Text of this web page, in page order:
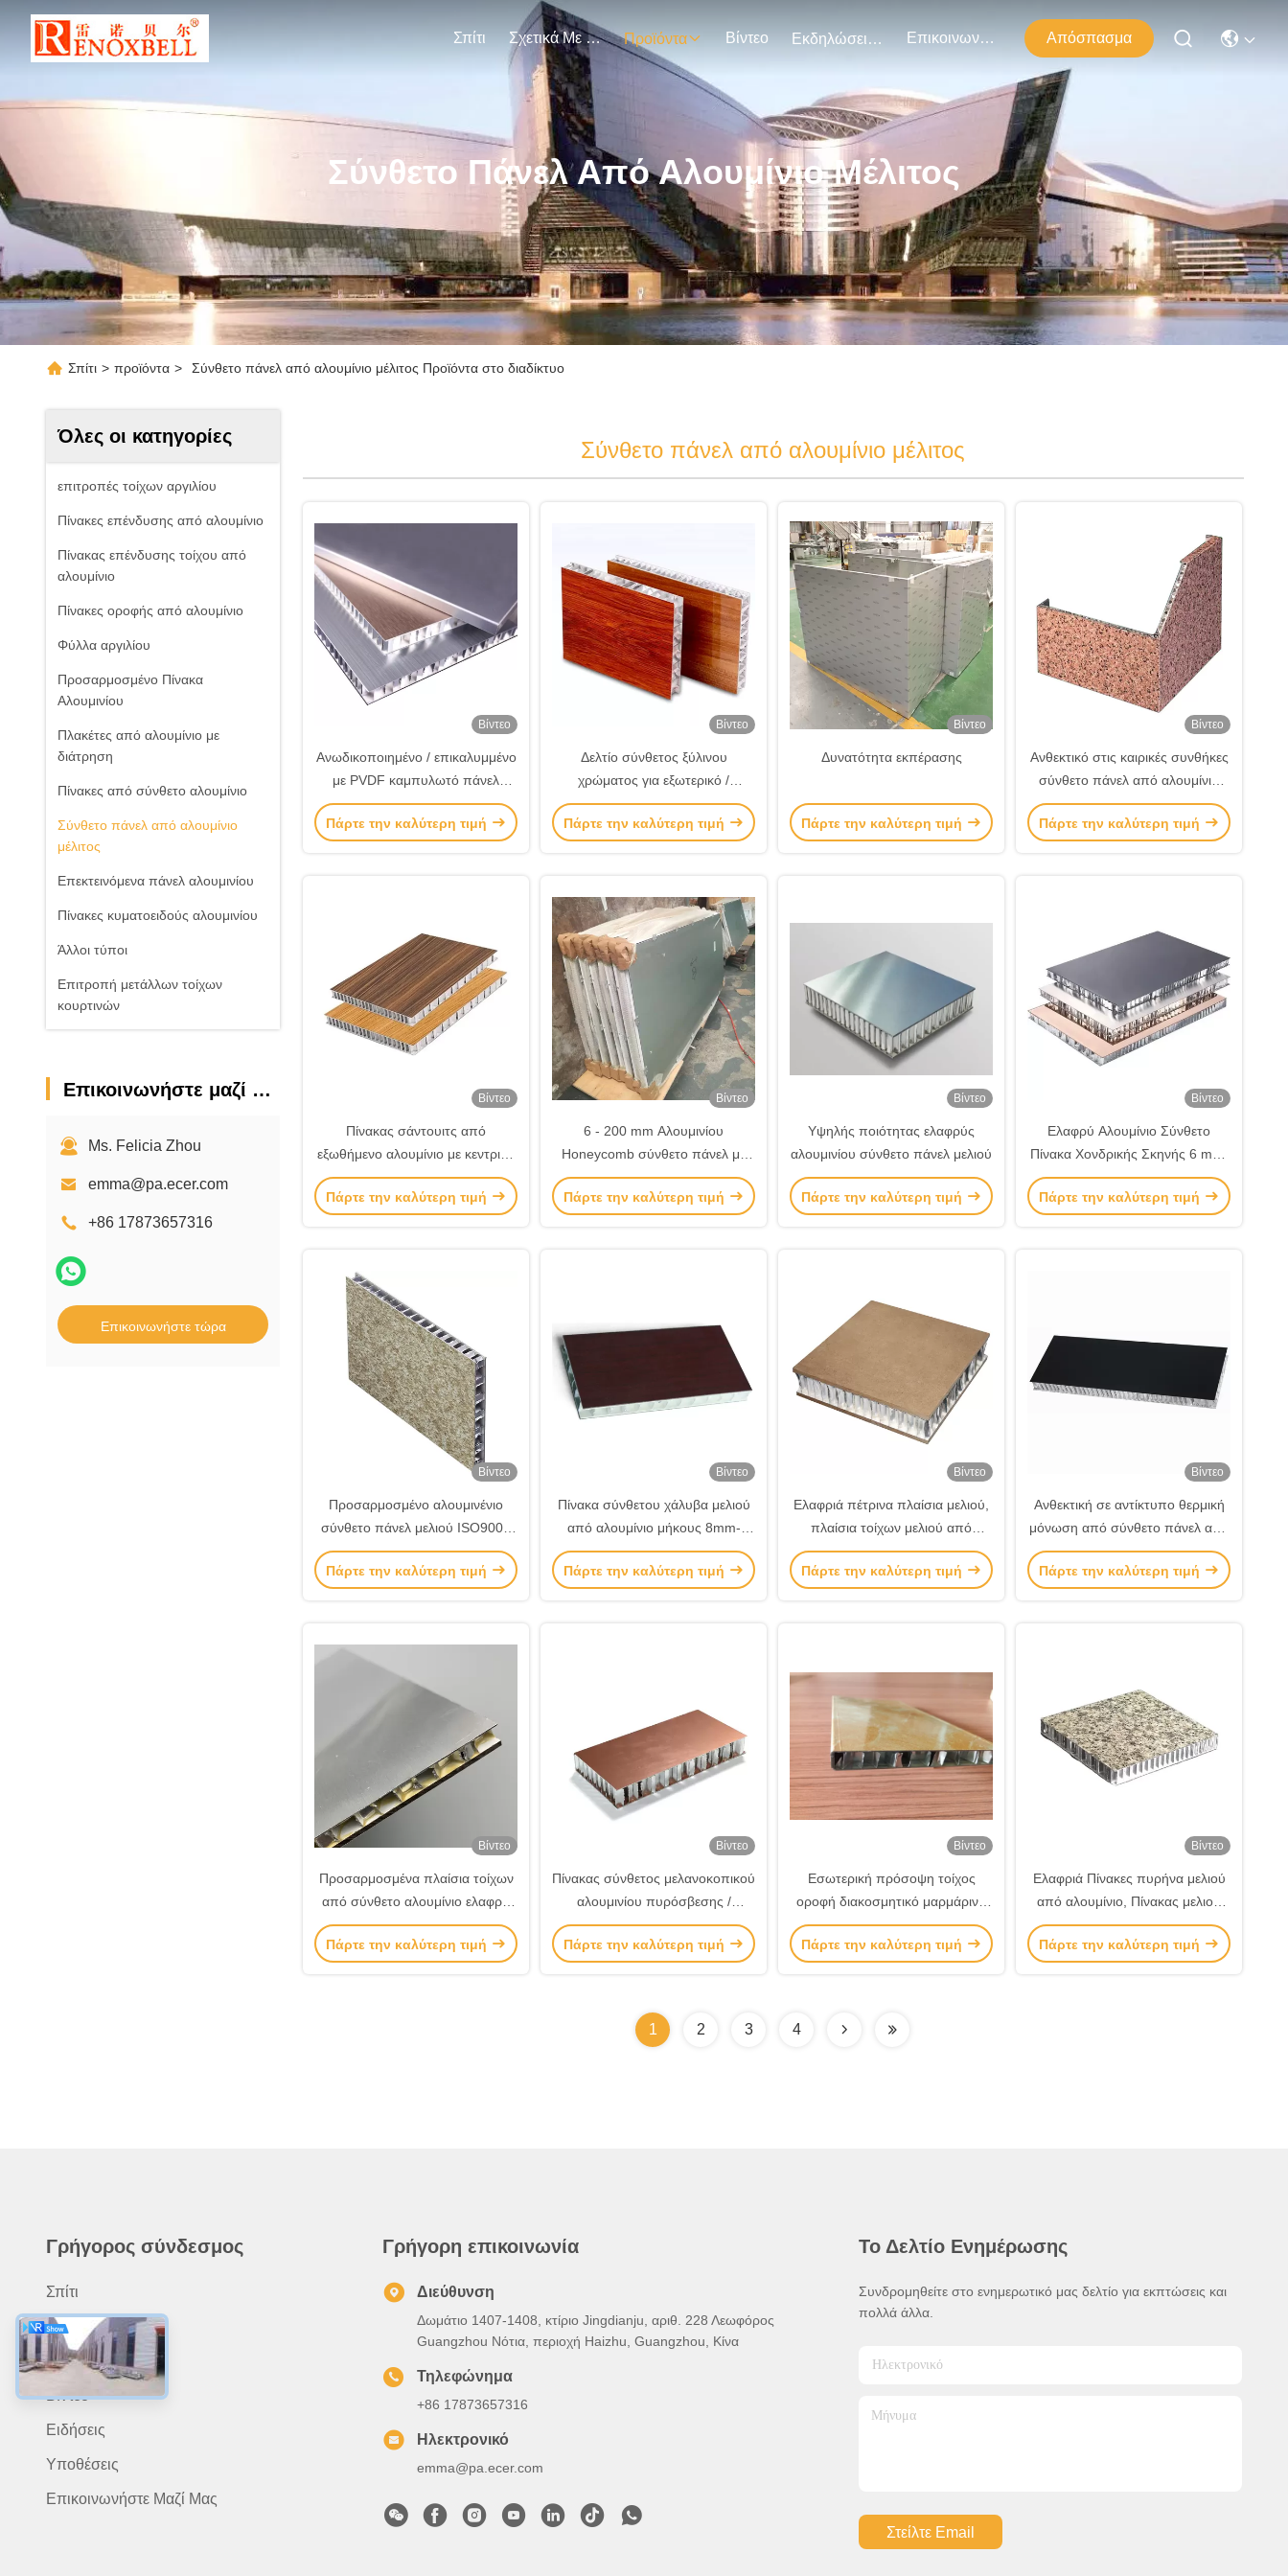
Σπίτι Σχετικά Με Εμάς Προϊόντα Βίντεο Εκδηλώσεις Επικοινωνήστε Μαζί Μας Απόσπασμα
Σύνθετο Πάνελ Από Αλουμίνιο Μέλιτος
Σπίτι > προϊόντα > Σύνθετο πάνελ από αλουμίνιο μέλιτος Προϊόντα στο διαδίκτυο
Όλες οι κατηγορίες
επιτροπές τοίχων αργιλίου
Πίνακες επένδυσης από αλουμίνιο
Πίνακας επένδυσης τοίχου από
αλουμίνιο
Πίνακες οροφής από αλουμίνιο
Φύλλα αργιλίου
Προσαρμοσμένο Πίνακα
Αλουμινίου
Πλακέτες από αλουμίνιο με
διάτρηση
Πίνακες από σύνθετο αλουμίνιο
Σύνθετο πάνελ από αλουμίνιο
μέλιτος
Επεκτεινόμενα πάνελ αλουμινίου
Πίνακες κυματοειδούς αλουμινίου
Άλλοι τύποι
Επιτροπή μετάλλων τοίχων
κουρτινών
Επικοινωνήστε μαζί μας
Ms. Felicia Zhou
emma@pa.ecer.com
+86 17873657316
Επικοινωνήστε τώρα
Σύνθετο πάνελ από αλουμίνιο μέλιτος
Βίντεο
Ανωδικοποιημένο / επικαλυμμένο
με PVDF καμπυλωτό πάνελ
μελιού από αλουμίνιο
Πάρτε την καλύτερη τιμή
Βίντεο
Δελτίο σύνθετος ξύλινου
χρώματος για εξωτερικό /
εσωτερικό τοίχωμα / διακόσμηση
Πάρτε την καλύτερη τιμή
Βίντεο
Δυνατότητα εκπέρασης
Πάρτε την καλύτερη τιμή
Βίντεο
Ανθεκτικό στις καιρικές συνθήκες
σύνθετο πάνελ από αλουμίνιο
μελιού ελαφρύ
Πάρτε την καλύτερη τιμή
Βίντεο
Πίνακας σάντουιτς από
εξωθήμενο αλουμίνιο με κεντρικό
μέλι 6 mm 8 mm 10 mm 20 mm
Πάρτε την καλύτερη τιμή
Βίντεο
6 - 200 mm Αλουμινίου
Honeycomb σύνθετο πάνελ με
καλή ηχο-θερμομότητα
Πάρτε την καλύτερη τιμή
Βίντεο
Υψηλής ποιότητας ελαφρύς
αλουμινίου σύνθετο πάνελ μελιού
Πάρτε την καλύτερη τιμή
Βίντεο
Ελαφρύ Αλουμίνιο Σύνθετο
Πίνακα Χονδρικής Σκηνής 6 mm-
30 mm πάχος
Πάρτε την καλύτερη τιμή
Βίντεο
Προσαρμοσμένο αλουμινένιο
σύνθετο πάνελ μελιού ISO9001
πιστοποιημένο
Πάρτε την καλύτερη τιμή
Βίντεο
Πίνακα σύνθετου χάλυβα μελιού
από αλουμίνιο μήκους 8mm-
300mm με εξαιρετική αντοχή
στην πρόσκρουση
Πάρτε την καλύτερη τιμή
Βίντεο
Ελαφριά πέτρινα πλαίσια μελιού,
πλαίσια τοίχων μελιού από
αλουμίνιο
Πάρτε την καλύτερη τιμή
Βίντεο
Ανθεκτική σε αντίκτυπο θερμική
μόνωση από σύνθετο πάνελ από
αλουμίνιο μέλιτος
Πάρτε την καλύτερη τιμή
Βίντεο
Προσαρμοσμένα πλαίσια τοίχων
από σύνθετο αλουμίνιο ελαφρύ
βάρος A300HW8
Πάρτε την καλύτερη τιμή
Βίντεο
Πίνακας σύνθετος μελανοκοπικού
αλουμινίου πυρόσβεσης /
Πίνακας σάντουιτς
μελανοκοπικού αλουμινίου
Πάρτε την καλύτερη τιμή
Βίντεο
Εσωτερική πρόσοψη τοίχος
οροφή διακοσμητικό μαρμάρινο
αλουμίνιο σύνθετο πάνελ
Πάρτε την καλύτερη τιμή
Βίντεο
Ελαφριά Πίνακες πυρήνα μελιού
από αλουμίνιο, Πίνακας μελιού
από πλαστικό πολυπροπυλένιο
Πάρτε την καλύτερη τιμή
1 2 3 4
Γρήγορος σύνδεσμος
Σπίτι
Σχετικά Με Εμάς
Προϊόντα
Βίντεο
Ειδήσεις
Υποθέσεις
Επικοινωνήστε Μαζί Μας
Γρήγορη επικοινωνία
Διεύθυνση
Δωμάτιο 1407-1408, κτίριο Jingdianju, αριθ. 228 Λεωφόρος
Guangzhou Νότια, περιοχή Haizhu, Guangzhou, Κίνα
Τηλεφώνημα
+86 17873657316
Ηλεκτρονικό
emma@pa.ecer.com
Το Δελτίο Ενημέρωσης
Συνδρομηθείτε στο ενημερωτικό μας δελτίο για εκπτώσεις και
πολλά άλλα.
Στείλτε Email